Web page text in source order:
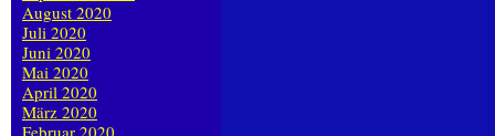
August 2020
Juli 2020
Juni 2020
Mai 2020
April 2020
März 2020
Februar 2020